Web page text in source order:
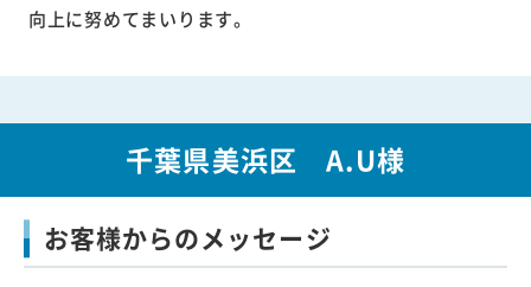
向上に努めてまいります。
千葉県美浜区 A.U様
お客様からのメッセージ